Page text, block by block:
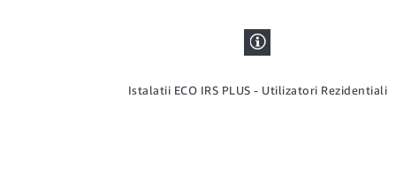
Istalatii ECO IRS PLUS - Utilizatori Rezidentiali